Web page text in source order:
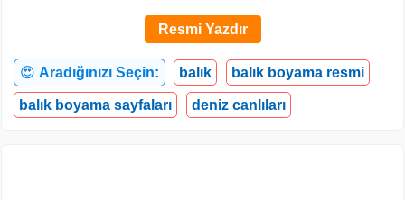
Resmi Yazdır
😍 Aradığınızı Seçin: balık balık boyama resmi
balık boyama sayfaları deniz canlıları